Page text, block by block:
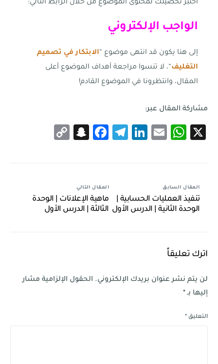
اختبر تحصيلك لمحتوى الموضوع من خلال الرابط التالي:
الواجب الإلكتروني
إلى هنا يكون قد انتهى موضوع “الابتكار في تصميم
التغليف“، لا تنسوا مراجعة أهداف الموضوع أعلى
المقال، وانتظرونا في الموضوع القادم!
مشاركة المقال عبر:
X
WhatsApp
Email
LinkedIn
Telegram
Facebook
Snapchat
المقال السابق
تنفيذ العمليات الحسابية |
الوحدة الثانية | الدرس الأول
المقال التالي
ماهية الإعلانات | الوحدة
الثالثة | الدرس الأول
اترك تعليقاً
لن يتم نشر عنوان بريدك الإلكتروني. الحقول الإلزامية مشار
إليها بـ*
التعليق*